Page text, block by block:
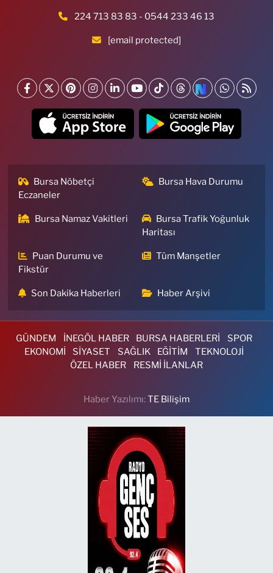
224 713 83 83 - 0544 233 46 13
[email protected]
Bursa Nöbetçi
Eczaneler
Bursa Hava Durumu
Bursa Namaz Vakitleri
Bursa Trafik Yoğunluk
Haritası
Puan Durumu ve
Fikstür
Tüm Manşetler
Son Dakika Haberleri Haber Arşivi
GÜNDEM İNEGÖL HABER BURSA HABERLERİ
SPOR
EKONOMİ
SİYASET SAĞLIK EĞİTİM
TEKNOLOJİ
ÖZEL HABER
RESMİ İLANLAR
Haber Yazılımı:TE Bilişim